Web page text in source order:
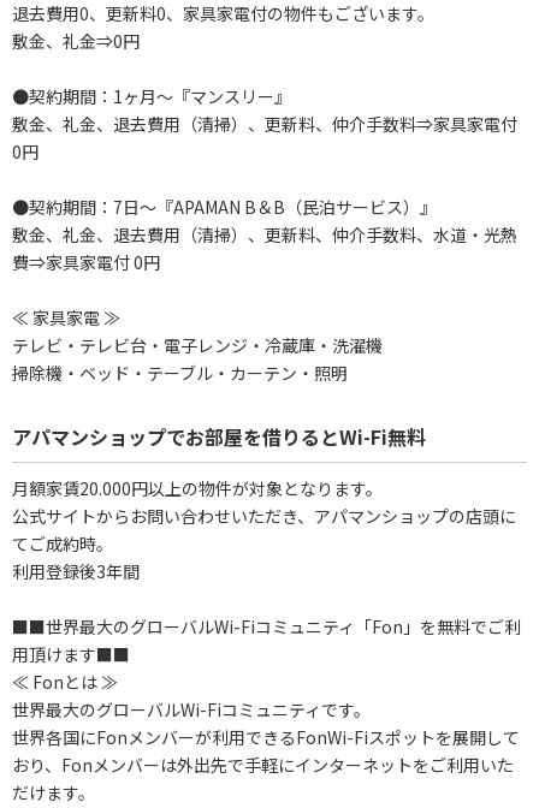
退去費用0、更新料0、家具家電付の物件もございます。
敷金、礼金⇒0円
●契約期間：1ヶ月～『マンスリー』
敷金、礼金、退去費用（清掃）、更新料、仲介手数料⇒家具家電付
0円
●契約期間：7日～『APAMAN B＆B（民泊サービス）』
敷金、礼金、退去費用（清掃）、更新料、仲介手数料、水道・光熱
費⇒家具家電付 0円
≪ 家具家電 ≫
テレビ・テレビ台・電子レンジ・冷蔵庫・洗濯機
掃除機・ベッド・テーブル・カーテン・照明
アパマンショップでお部屋を借りるとWi-Fi無料
月額家賃20.000円以上の物件が対象となります。
公式サイトからお問い合わせいただき、アパマンショップの店頭に
てご成約時。
利用登録後3年間
■■世界最大のグローバルWi-Fiコミュニティ「Fon」を無料でご利
用頂けます■■
≪ Fonとは ≫
世界最大のグローバルWi-Fiコミュニティです。
世界各国にFonメンバーが利用できるFonWi-Fiスポットを展開して
おり、Fonメンバーは外出先で手軽にインターネットをご利用いた
だけます。